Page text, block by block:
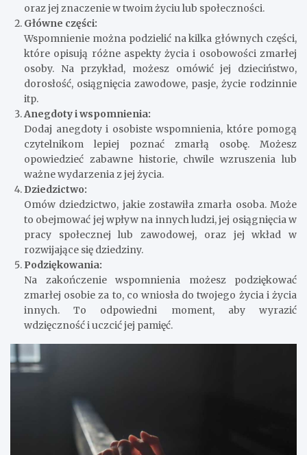
oraz jej znaczenie w twoim życiu lub społeczności.
Główne części:
Wspomnienie można podzielić na kilka głównych części,
które opisują różne aspekty życia i osobowości zmarłej
osoby. Na przykład, możesz omówić jej dzieciństwo,
dorosłość, osiągnięcia zawodowe, pasje, życie rodzinnie
itp.
Anegdoty i wspomnienia:
Dodaj anegdoty i osobiste wspomnienia, które pomogą
czytelnikom lepiej poznać zmarłą osobę. Możesz
opowiedzieć zabawne historie, chwile wzruszenia lub
ważne wydarzenia z jej życia.
Dziedzictwo:
Omów dziedzictwo, jakie zostawiła zmarła osoba. Może
to obejmować jej wpływ na innych ludzi, jej osiągnięcia w
pracy społecznej lub zawodowej, oraz jej wkład w
rozwijające się dziedziny.
Podziękowania:
Na zakończenie wspomnienia możesz podziękować
zmarłej osobie za to, co wniosła do twojego życia i życia
innych. To odpowiedni moment, aby wyrazić
wdzięczność i uczcić jej pamięć.